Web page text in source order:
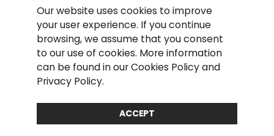
©2026 Copyright Driving Vision News
关于我们 Cookie政策 隐私声明
一般使用条款
销售条件
Our website uses cookies to improve
your user experience. If you continue
browsing, we assume that you consent
to our use of cookies. More information
can be found in our Cookies Policy and
Privacy Policy.
ACCEPT